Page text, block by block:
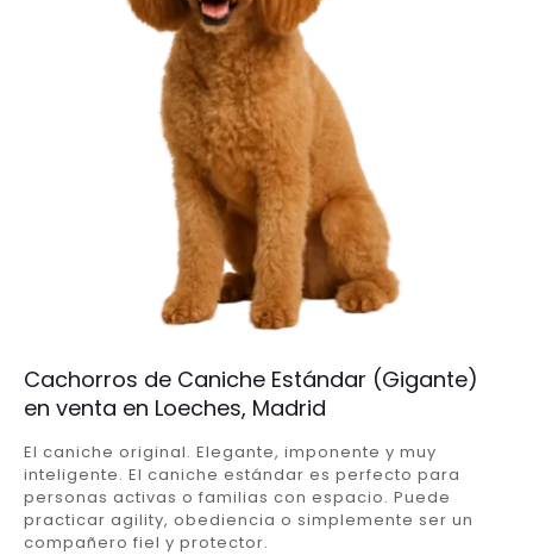
Cachorros de Caniche Estándar (Gigante)
en venta en Loeches, Madrid
El caniche original. Elegante, imponente y muy
inteligente. El caniche estándar es perfecto para
personas activas o familias con espacio. Puede
practicar agility, obediencia o simplemente ser un
compañero fiel y protector.